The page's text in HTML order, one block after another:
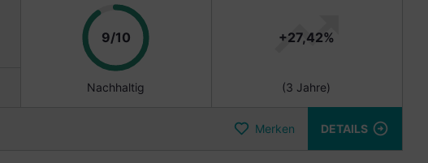
9/10Punkte
Nachhaltig
+27,42%
(3 Jahre)
Merken DETAILS